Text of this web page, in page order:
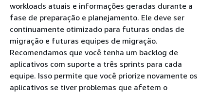
workloads atuais e informações geradas durante a
fase de preparação e planejamento. Ele deve ser
continuamente otimizado para futuras ondas de
migração e futuras equipes de migração.
Recomendamos que você tenha um backlog de
aplicativos com suporte a três sprints para cada
equipe. Isso permite que você priorize novamente os
aplicativos se tiver problemas que afetem o